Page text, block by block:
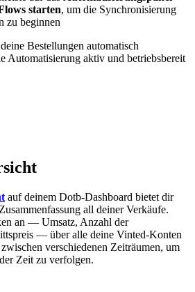
starten, um die Synchronisierung
zu beginnen
Bestellungen automatisch
Automatisierung aktiv und betriebsbereit
auf deinem Dotb-Dashboard bietet dir
all deiner Verkäufe.
an — Umsatz, Anzahl der
— über alle deine Vinted-Konten
verschiedenen Zeiträumen, um
Zeit zu verfolgen.